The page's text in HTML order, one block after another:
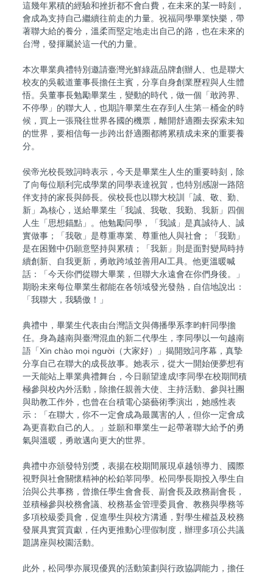
這幾年累積的經驗和挫折都不會白費，在未來的某一時刻，
會成為支持自己繼續往前走的力量。祝福同學畢業快樂，帶
著聯大給的養分，溫柔而堅定地走出自己的路，也在未來的
台灣，發揮屬於這一代的力量。
本次畢業典禮特別邀請臺灣光鮮綠蔬品牌創辦人、也是聯大
校友的吳載道董事長擔任主賓，分享自身創業歷程與人生體
悟。吳董事長勉勵畢業生，變動的時代，做一個「敢跨界、
不停學」的聯大人，也期許畢業生在存到人生第ㄧ桶金的時
候，買上一張飛往世界各國的機票，離開舒適圈去探索未知
的世界，要相信每一步跨出舒適圈都將累積成未來的重要養
分。
侯帝光校長致詞時表示，今天是畢業生人生的重要時刻，除
了向每位順利完成學業的同學表達祝賀，也特別感謝一路陪
伴支持的家長與師長。侯校長也以聯大校訓「誠、敬、勤、
新」為核心，送給畢業生「我誠、我敬、我勤、我新」四個
人生「思想錨點」。他勉勵同學，「我誠」是真誠待人、誠
實做事；「我敬」是尊重專業、尊重他人與社會；「我勤」
是在困難中仍願意堅持與累積；「我新」則是面對變局時持
續創新、自我更新，勇敢跨域並善用AI工具。他更溫暖喊
話：「今天你們從聯大畢業，但聯大永遠會在你們身後。」
期盼未來每位畢業生都能在各領域發光發熱，自信地說出：
「我聯大，我驕傲！」
典禮中，畢業生代表由台灣語文與傳播學系李昀軒同學擔
任。身為越南與臺灣混血的新二代學生，李同學以一句越南
語「Xin chào mọi người（大家好）」揭開致詞序幕，真摯
分享自己在聯大的成長故事。她表示，從大一開始便夢想有
一天能站上畢業典禮舞台，今日願望達成!李同學在校期間積
極參與校內外活動，除擔任親善大使、主持活動、參與社團
與助教工作外，也曾在台積電心築藝術季演出，她感性表
示：「在聯大，你不一定會成為最厲害的人，但你一定會成
為更喜歡自己的人。」並願和畢業生一起帶著聯大給予的勇
氣與溫暖，勇敢邁向更大的世界。
典禮中亦頒發特別獎，表揚在校期間展現卓越領導力、國際
視野與社會關懷精神的松鉑莘同學。松同學長期投入學生自
治與公共事務，曾擔任學生會會長、副會長及政務副會長，
並積極參與校務會議、校務基金管理委員會、教務與學務等
多項校級委員會，促進學生與校方溝通，對學生權益及校務
發展具實質貢獻，任內更推動心理假制度，辦理多項公共議
題講座與校園活動。
此外，松同學亦展現優異的活動策劃與行政協調能力，擔任